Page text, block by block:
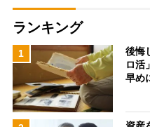
ランキング
1
後悔
ロ活
早め